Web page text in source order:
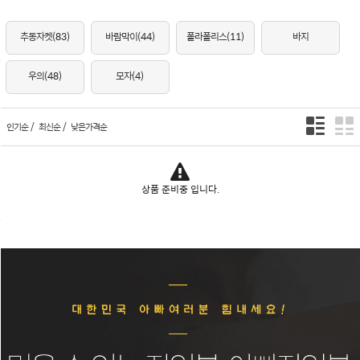
추동자켓(83) 바람막이(44) 폴라폴리스(11) 바지
우의(48) 모자(4)
인기순/ 최신순/ 낮은가격순
상품 준비중 입니다.